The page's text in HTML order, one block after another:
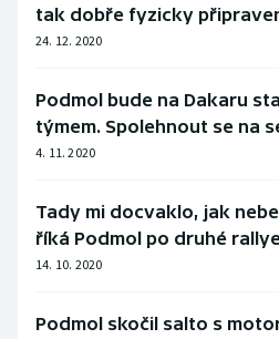
tak dobře fyzicky
24. 12. 2020
Podmol bude na Dakaru
týmem. Spolehnout se na
4. 11. 2020
Tady mi docvaklo, jak
říká Podmol po druhé
14. 10. 2020
Podmol skočil salto s